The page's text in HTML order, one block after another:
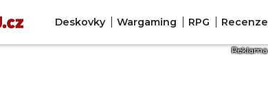
Deskovky Wargaming RPG Recenze